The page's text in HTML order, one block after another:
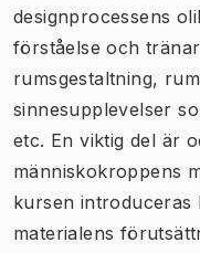
designprocessens
förståelse och
rumsgestaltning,
sinnesupplevelser
etc. En viktig del är
människokroppens
kursen introduceras
materialens